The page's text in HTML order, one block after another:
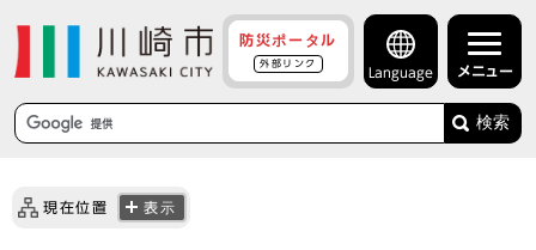
防災ポータル
外部リンク
Language メニュー
検索
現在位置 表示